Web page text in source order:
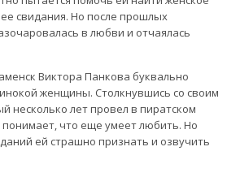
свидания. Но после прошлых
в любви и отчаялась
Виктора Панкова буквально
женщины. Столкнувшись со своим
несколько лет провел в пиратском
что еще умеет любить. Но
ей страшно признать и озвучить